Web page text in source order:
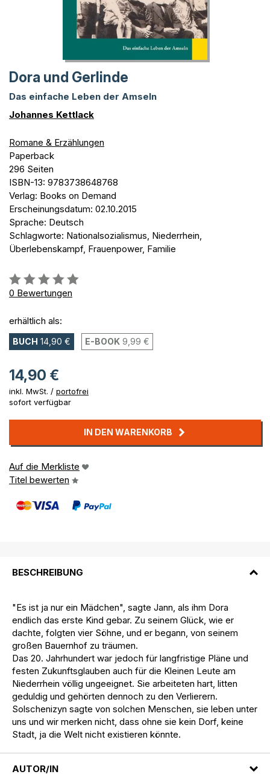
Dora und Gerlinde
Das einfache Leben der Amseln
Johannes Kettlack
Romane & Erzählungen
Paperback
296 Seiten
ISBN-13: 9783738648768
Verlag: Books on Demand
Erscheinungsdatum: 02.10.2015
Sprache: Deutsch
Schlagworte: Nationalsozialismus, Niederrhein,
Überlebenskampf, Frauenpower, Familie
Bewertung::
0%
0 Bewertungen
erhältlich als:
BUCH 14,90 € E-BOOK 9,99 €
14,90 €
inkl. MwSt. / portofrei
sofort verfügbar
IN DEN WARENKORB
Auf die Merkliste
Titel bewerten
BESCHREIBUNG
"Es ist ja nur ein Mädchen", sagte Jann, als ihm Dora
endlich das erste Kind gebar. Zu seinem Glück, wie er
dachte, folgten vier Söhne, und er begann, von seinem
großen Bauernhof zu träumen.
Das 20. Jahrhundert war jedoch für langfristige Pläne und
festen Zukunftsglauben auch für die Kleinen Leute am
Niederrhein völlig ungeeignet. Sie arbeiteten hart, litten
geduldig und gehörten dennoch zu den Verlierern.
Solschenizyn sagte von solchen Menschen, sie leben unter
uns und wir merken nicht, dass ohne sie kein Dorf, keine
Stadt, ja die Welt nicht existieren könnte.
AUTOR/IN